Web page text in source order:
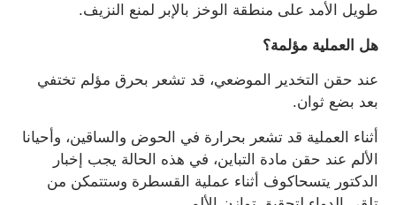
طويل الأمد على منطقة الوخز بالإبر لمنع النزيف.
هل العملية مؤلمة؟
عند حقن التخدير الموضعي، قد تشعر بحرق مؤلم تختفي
بعد بضع ثوان.
أثناء العملية قد تشعر بحرارة في الحوض والساقين، وأحيانا
الألم عند حقن مادة التباين، في هذه الحالة يجب إخبار
الدكتور يتسحاكوف أثناء عملية القسطرة وستتمكن من